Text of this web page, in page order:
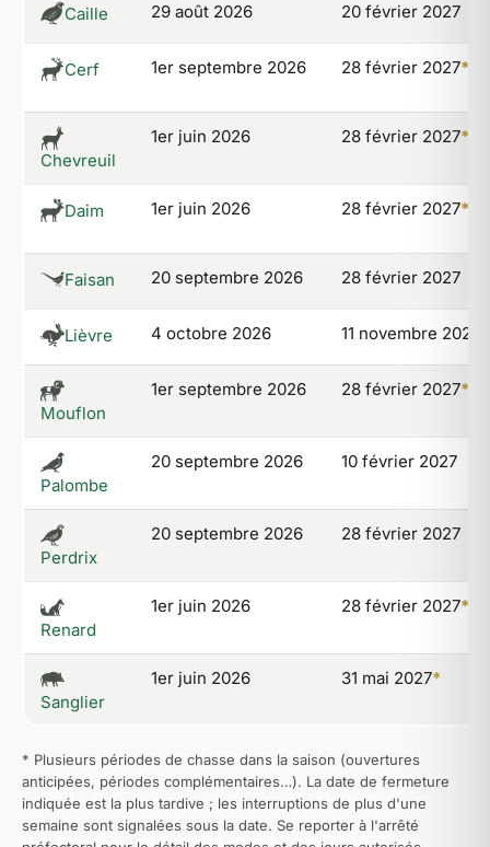
Caille 29 août 2026 20 février 2027
Cerf 1er septembre 2026 28 février 2027*
Chevreuil
1er juin 2026 28 février 2027*
Daim 1er juin 2026 28 février 2027*
Faisan 20 septembre 2026 28 février 2027
Lièvre 4 octobre 2026 11 novembre 2026
Mouflon
1er septembre 2026 28 février 2027*
Palombe
20 septembre 2026 10 février 2027
Perdrix
20 septembre 2026 28 février 2027
Renard
1er juin 2026 28 février 2027*
Sanglier
1er juin 2026 31 mai 2027*
* Plusieurs périodes de chasse dans la saison (ouvertures
anticipées, périodes complémentaires…). La date de fermeture
indiquée est la plus tardive ; les interruptions de plus d'une
semaine sont signalées sous la date. Se reporter à l'arrêté